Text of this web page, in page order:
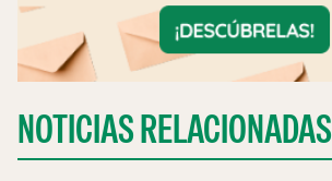
NOTICIAS RELACIONADAS